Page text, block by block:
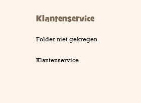
Klantenservice
Folder niet gekregen
Klantenservice